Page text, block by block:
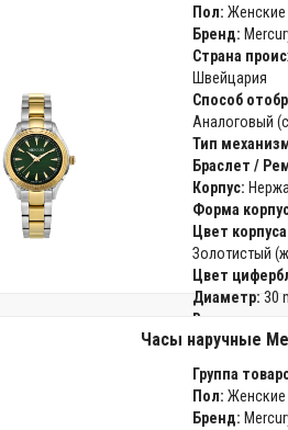
Пол: Женские
Бренд:
Страна
Швейцария
Способ
Аналоговый
Тип
Браслет /
Корпус:
Форма
Цвет
Золотистый
Цвет
Диаметр: 30
Водозащита:
Стекло:
Часы наручные
Группа
Пол: Женские
Бренд: